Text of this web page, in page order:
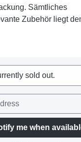
Sämtliches
Zubehör liegt
sold out.
me when